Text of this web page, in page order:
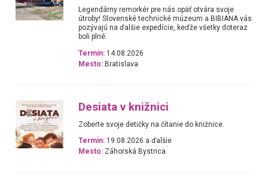
Legendárny remorkér pre nás opäť otvára svoje
útroby! Slovenské technické múzeum a BIBIANA vás
pozývajú na ďalšie expedície, keďže všetky doteraz
boli plné.
Termín: 14.08.2026
Mesto: Bratislava
Desiata v knižnici
Zoberte svoje detičky na čítanie do knižnice.
Termín: 19.08.2026 a ďalšie
Mesto: Záhorská Bystrica